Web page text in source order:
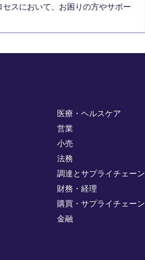
スにおいて、お困りの方やサポー
医療・ヘルスケア
営業
小売
法務
調達とサプライチェーン
財務・経理
購買・サプライチェーン
金融